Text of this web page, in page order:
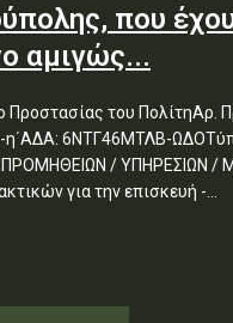
που
αμιγώς...
Προστασίας του ΠολίτηΑρ.
6ΝΤΓ46ΜΤΛΒ-
/ ΥΠΗΡΕΣΙΩΝ /
για την επισκευή -...